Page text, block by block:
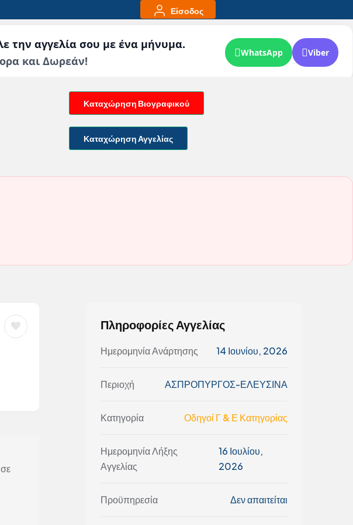
Είσοδος
την αγγελία σου με ένα μήνυμα.
και Δωρεάν!
WhatsApp Viber
Καταχώρηση Βιογραφικού
Καταχώρηση Αγγελίας
Πληροφορίες Αγγελίας
Ημερομηνία Ανάρτησης 14 Ιουνίου, 2026
Περιοχή ΑΣΠΡΟΠΥΡΓΟΣ-ΕΛΕΥΣΙΝΑ
Κατηγορία Οδηγοί Γ & Ε Κατηγορίας
Ημερομηνία Λήξης
Αγγελίας
16 Ιουλίου,
2026
Προϋπηρεσία Δεν απαιτείται